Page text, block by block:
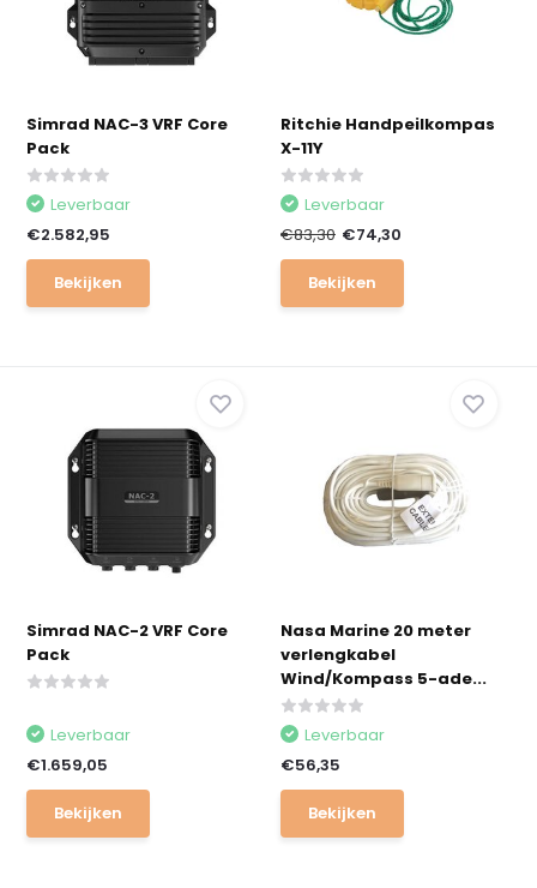
Simrad NAC-3 VRF Core
Pack
Leverbaar
€2.582,95
Bekijken
Ritchie Handpeilkompas
X-11Y
Leverbaar
€83,30 €74,30
Bekijken
Simrad NAC-2 VRF Core
Pack
Leverbaar
€1.659,05
Bekijken
Nasa Marine 20 meter
verlengkabel
Wind/Kompass 5-ade...
Leverbaar
€56,35
Bekijken